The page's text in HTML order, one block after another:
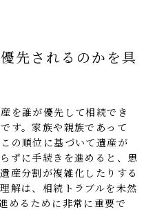
先されるのかを具
を誰が優先して相続でき
す。家族や親族であって
の順位に基づいて遺産が
ずに手続きを進めると、思
産分割が複雑化したりする
解は、相続トラブルを未然
めるために非常に重要で